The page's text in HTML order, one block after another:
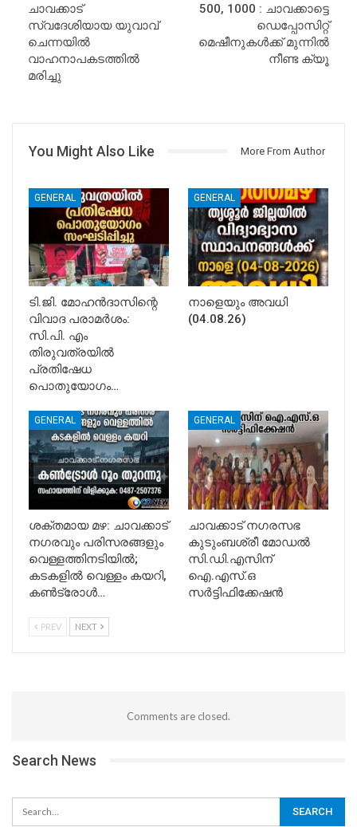
ചാവക്കാട്
സ്വദേശിയായ യുവാവ്
ചെന്നയില്‍
വാഹനാപകടത്തില്‍
മരിച്ചു
500, 1000 : ചാവക്കാട്ടെ
ഡെപ്പോസിറ്റ്
മെഷീനുകള്‍ക്ക് മുന്നില്‍
നീണ്ട ക്യൂ
You Might Also Like More From Author
GENERAL
ടി.ജി. മോഹൻദാസിന്റെ
വിവാദ പരാമർശം:
സി.പി. എം
തിരുവത്രയിൽ
പ്രതിഷേധ
പൊതുയോഗം…
GENERAL
നാളെയും അവധി
(04.08.26)
GENERAL
ശക്തമായ മഴ: ചാവക്കാട്
നഗരവും പരിസരങ്ങളും
വെള്ളത്തിനടിയിൽ;
കടകളിൽ വെള്ളം കയറി,
കൺട്രോൾ…
GENERAL
ചാവക്കാട് നഗരസഭ
കുടുംബശ്രീ മോഡൽ
സി.ഡി.എസിന്
ഐ.എസ്.ഒ
സർട്ടിഫിക്കേഷൻ
PREV NEXT
Comments are closed.
Search News